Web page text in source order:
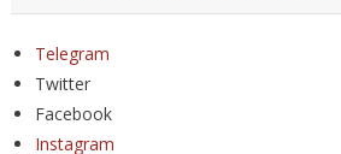
Telegram
Twitter
Facebook
Instagram